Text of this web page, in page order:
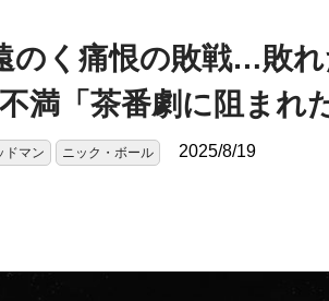
のく痛恨の敗戦…敗
満「茶番劇に阻まれ
ドマン ニック・ボール 2025/8/19